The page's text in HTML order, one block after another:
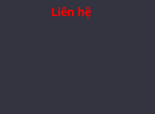
Liên hệ